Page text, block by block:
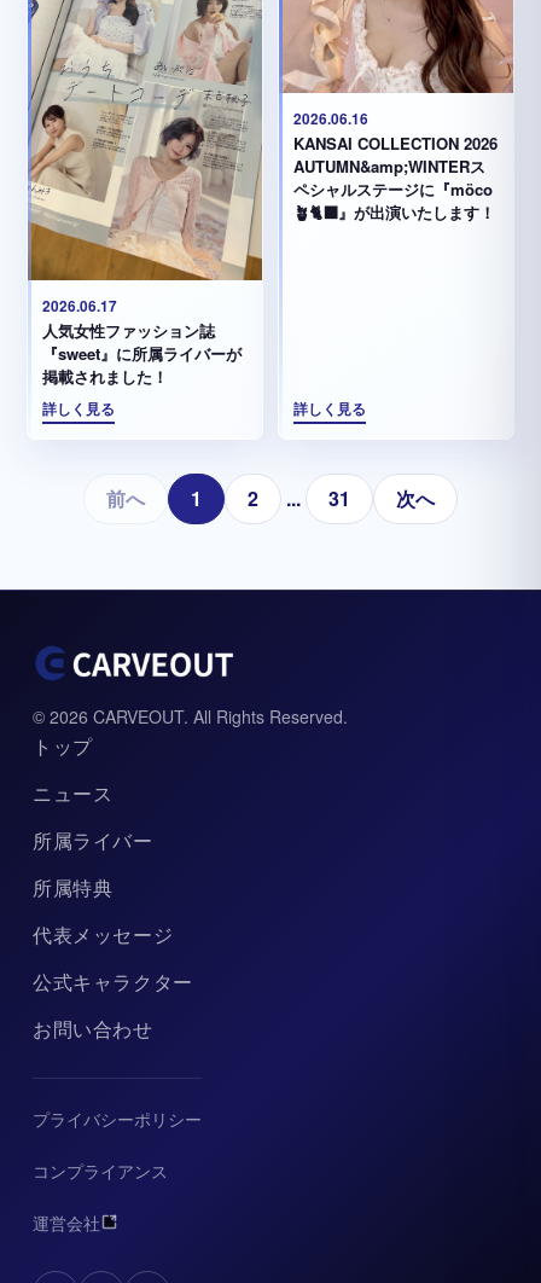
2026.06.17
人気女性ファッション誌
『sweet』に所属ライバーが
掲載されました！
詳しく見る
2026.06.16
KANSAI COLLECTION 2026
AUTUMN&amp;WINTERス
ペシャルステージに『möco
🪴🐈‍⬛』が出演いたします！
詳しく見る
前へ 1 2 ... 31 次へ
© 2026 CARVEOUT. All Rights Reserved.
トップ
ニュース
所属ライバー
所属特典
代表メッセージ
公式キャラクター
お問い合わせ
プライバシーポリシー
コンプライアンス
運営会社